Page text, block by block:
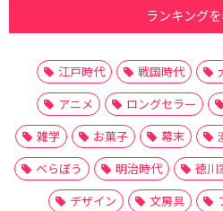
ランキング
江戸時代 戦国時代
アニメ
ロングセラー
雑学
お菓子 幕末
べらぼう
明治時代 徳川
デザイン
文房具